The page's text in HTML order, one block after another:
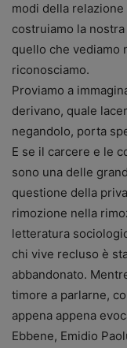
modi della
costruiamo la
quello che vediamo
riconosciamo.
Proviamo a
derivano, quale
negandolo, porta
E se il carcere e le
sono una delle
questione della
rimozione nella
letteratura
chi vive recluso è
abbandonato.
timore a parlarne,
appena appena
Ebbene, Emidio